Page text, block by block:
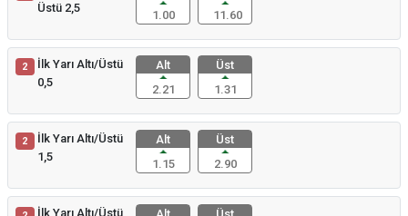
Üstü 2,5
1.00
11.60
2
İlk Yarı Altı/Üstü
0,5
Alt
2.21
Üst
1.31
2
İlk Yarı Altı/Üstü
1,5
Alt
1.15
Üst
2.90
İlk Yarı Altı/Üstü